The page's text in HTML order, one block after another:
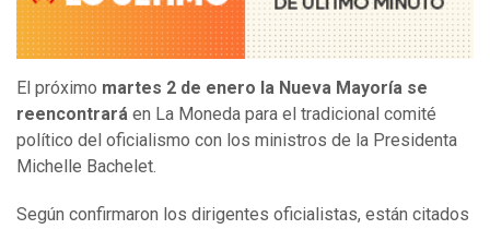
El próximo martes 2 de enero la Nueva Mayoría se
reencontrará en La Moneda para el tradicional comité
político del oficialismo con los ministros de la Presidenta
Michelle Bachelet.
Según confirmaron los dirigentes oficialistas, están citados